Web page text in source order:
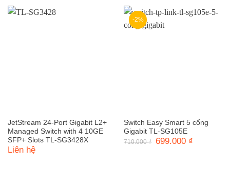
2.435.000 ₫.
JetStream 24-Port Gigabit L2+
Managed Switch with 4 10GE
SFP+ Slots TL-SG3428X
Liên hệ
-2%
Switch Easy Smart 5 cổng
Gigabit TL-SG105E
710.000₫ Giá
699.000 ₫